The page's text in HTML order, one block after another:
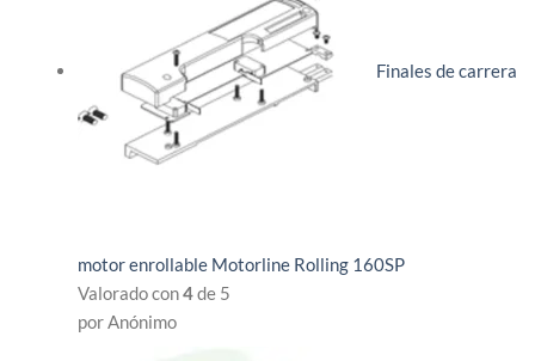
Finales de carrera
motor enrollable Motorline Rolling 160SP
Valorado con4de 5
por Anónimo